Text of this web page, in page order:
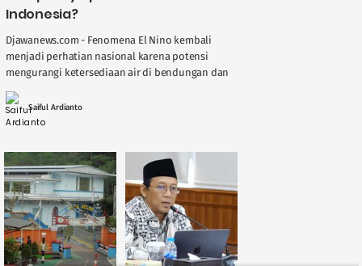
Indonesia?
Djawanews.com - Fenomena El Nino kembali
menjadi perhatian nasional karena potensi
mengurangi ketersediaan air di bendungan dan
Pembangkit Listrik Tenaga Air ( ....
Saiful Ardianto